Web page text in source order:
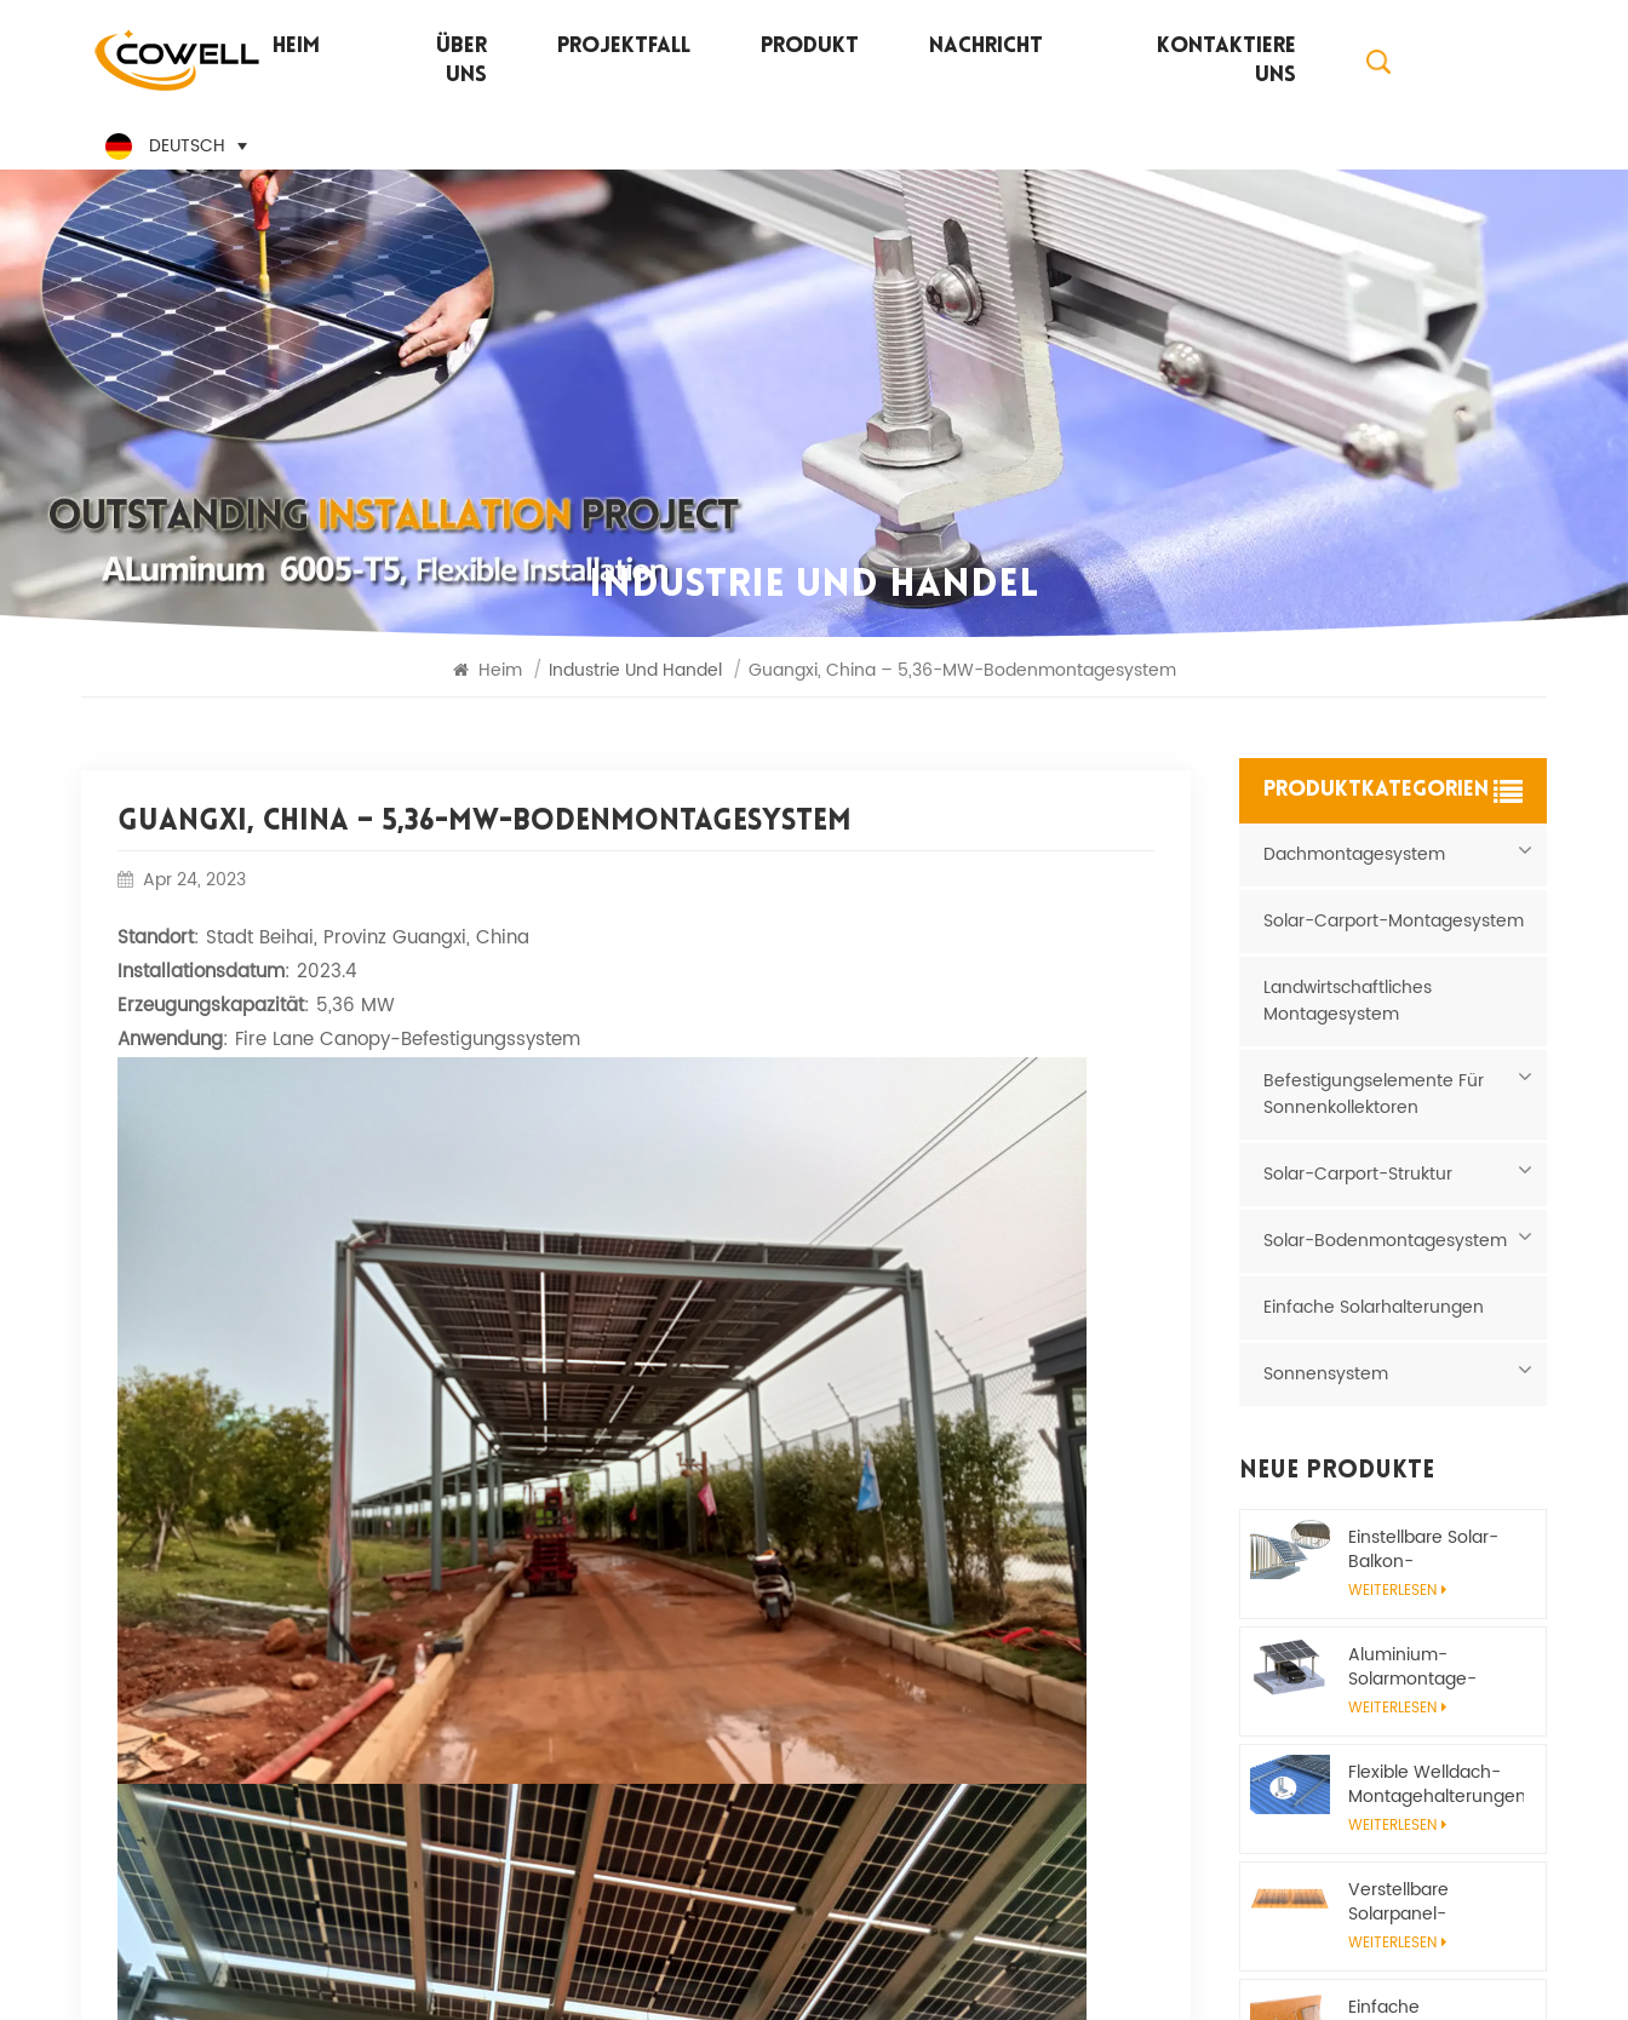
Heim
Über
Uns
Projektfall Produkt Nachricht
Kontaktiere
Uns
DEUTSCH
INDUSTRIE UND HANDEL
Heim / Industrie Und Handel / Guangxi, China – 5,36-MW-Bodenmontagesystem
Guangxi, China – 5,36-MW-Bodenmontagesystem
Apr 24, 2023
Standort: Stadt Beihai, Provinz Guangxi, China
Installationsdatum: 2023.4
Erzeugungskapazität: 5,36 MW
Anwendung: Fire Lane Canopy-Befestigungssystem
PRODUKTKATEGORIEN
Dachmontagesystem
Solar-Carport-Montagesystem
Landwirtschaftliches
Montagesystem
Befestigungselemente Für
Sonnenkollektoren
Solar-Carport-Struktur
Solar-Bodenmontagesystem
Einfache Solarhalterungen
Sonnensystem
Neue Produkte
Einstellbare Solar-
Balkon-
Montagehalterung
WEITERLESEN
Aluminium-
Solarmontage-
Carport-System
WEITERLESEN
Flexible Welldach-
Montagehalterungen
für Solarmodule
WEITERLESEN
Verstellbare
Solarpanel-
Neigungshalterungen
Solarsysteme
WEITERLESEN
Einfache